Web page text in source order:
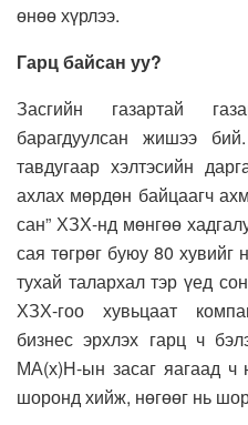
өнөө хүрлээ.
Гарц байсан уу?
Засгийн газартай
барагдуулсан жишээ
тавдугаар хэлтэсийн
ахлах мөрдөн байцаагч
сан” ХЗХ-нд мөнгөө
сая төгрөг буюу 80 хувийг
тухай талархал тэр үед
ХЗХ-гоо хувьцаат
бизнес эрхлэх гарц ч
МА(х)Н-ын засаг яагаад ч
шоронд хийж, нөгөөг нь